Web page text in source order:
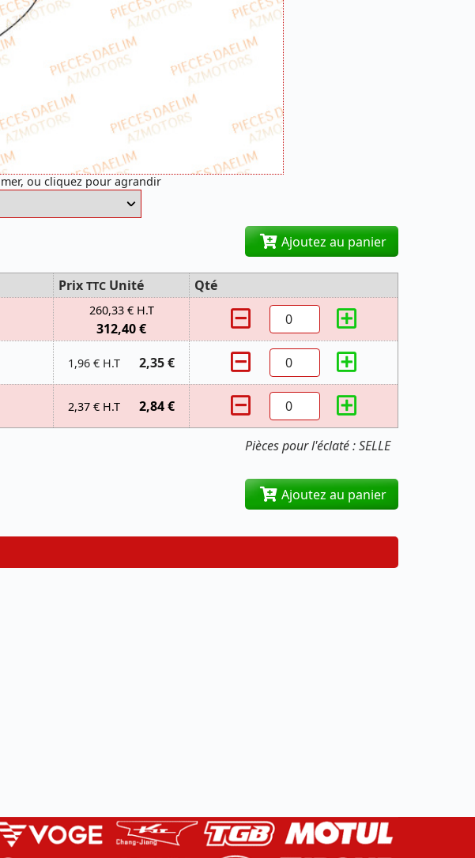
ou cliquez pour agrandir
Ajoutez au panier
Pièces pour l'éclaté : SELLE
Prix TTC Unité
Qté
260,33 € H.T
312,40 €
1,96 € H.T 2,35 €
2,37 € H.T 2,84 €
Ajoutez au panier